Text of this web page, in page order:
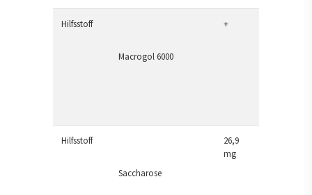
Hilfsstoff
Macrogol 6000
+
Hilfsstoff
Saccharose
26,9
mg